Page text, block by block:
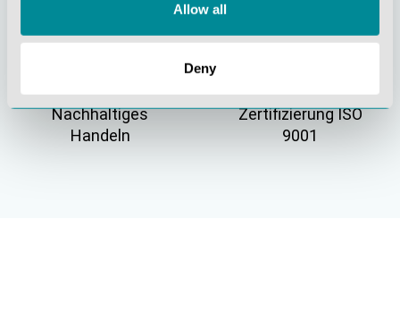
Allow all
Deny
Nachhaltiges
Handeln
Zertifizierung ISO
9001